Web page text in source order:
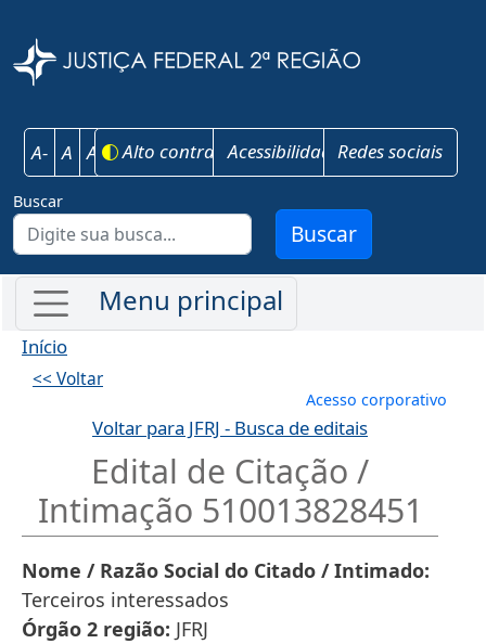
A- A A+ Alto contrasteAcessibilidadeRedes sociais
Buscar
Buscar
Início
<< Voltar
Menu de
Acesso corporativo
Voltar para JFRJ - Busca de editais
Edital de Citação /
Intimação 510013828451
Nome / Razão Social do Citado / Intimado
Terceiros interessados
Órgão 2 região JFRJ